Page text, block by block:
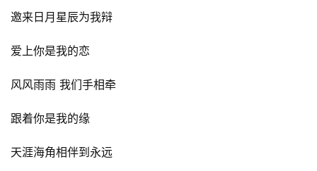
邀来日月星辰为我辩
爱上你是我的恋
风风雨雨 我们手相牵
跟着你是我的缘
天涯海角相伴到永远